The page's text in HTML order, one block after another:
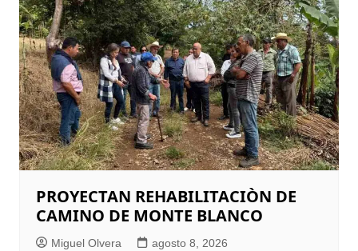
PROYECTAN REHABILITACIÒN DE
CAMINO DE MONTE BLANCO
Miguel Olvera agosto 8, 2026